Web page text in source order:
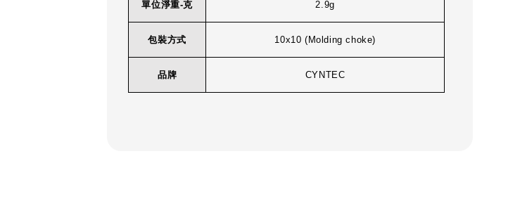
單位淨重-克 2.9g
包裝方式 10x10 (Molding choke)
品牌 CYNTEC